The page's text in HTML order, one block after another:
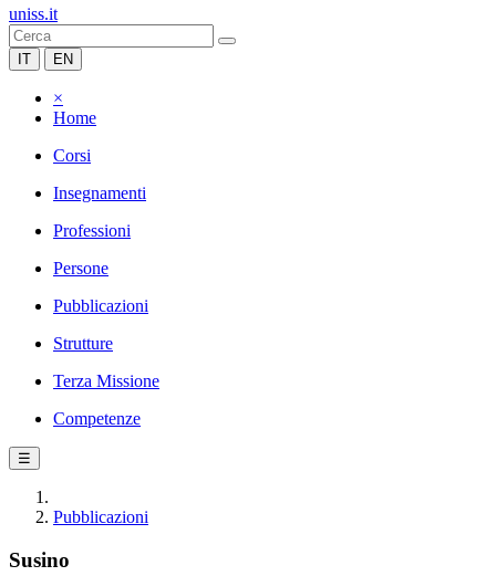
uniss.it
IT EN
×
Home
Corsi
Insegnamenti
Professioni
Persone
Pubblicazioni
Strutture
Terza Missione
Competenze
☰
Pubblicazioni
Susino